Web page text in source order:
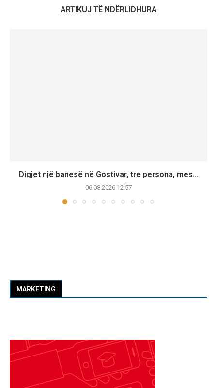
ARTIKUJ TË NDËRLIDHURA
Digjet një banesë në Gostivar, tre persona, mes...
06.08.2026 12:57
MARKETING